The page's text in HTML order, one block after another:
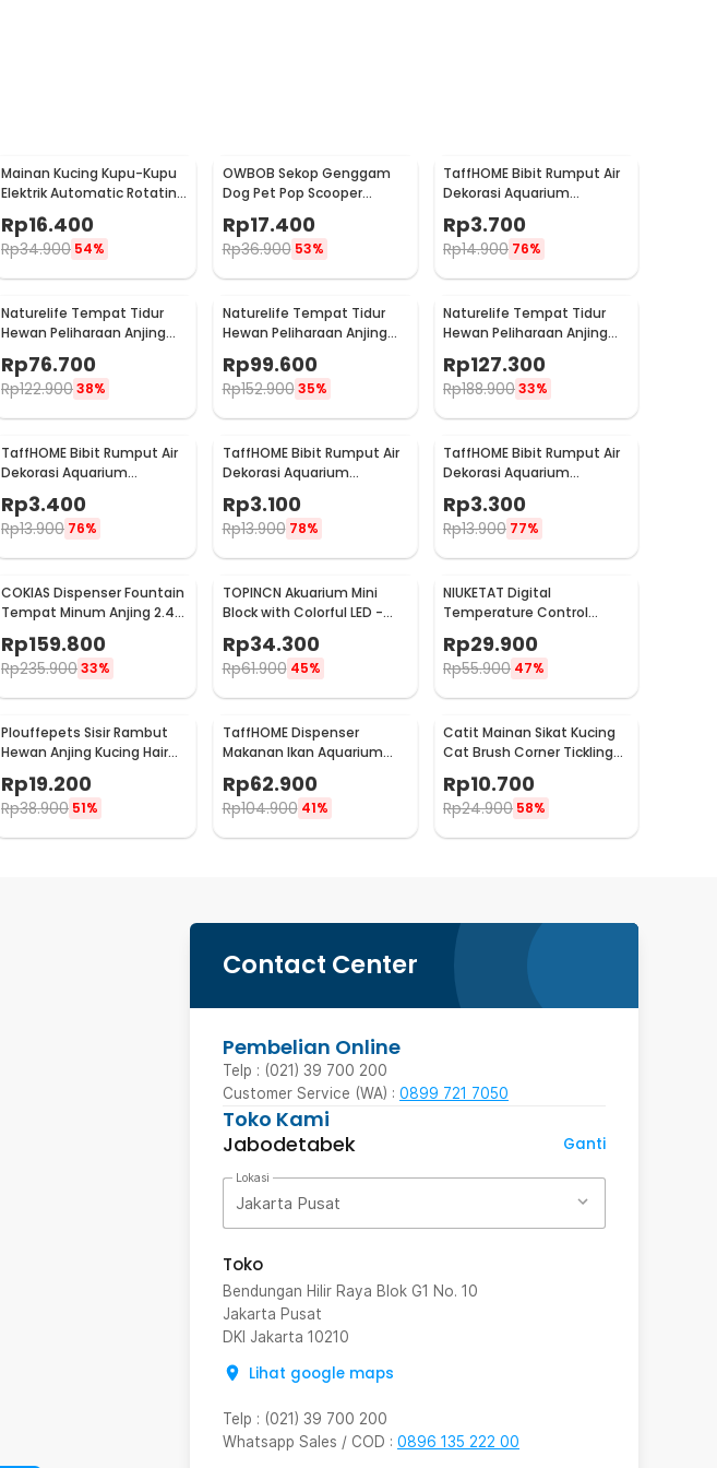
Mainan Kucing Kupu-Kupu
Elektrik Automatic Rotating
Flying Butterfly
Rp16.400
Rp34.900 54%
OWBOB Sekop Genggam
Dog Pet Pop Scooper
Rp17.400
Rp36.900 53%
TaffHOME Bibit Rumput Air
Dekorasi Aquarium
Landscape Ornament -
H0027
Rp3.700
Rp14.900 76%
Naturelife Tempat Tidur
Hewan Peliharaan Anjing
Kucing Pet Dog Bed Size L -
NR884
Rp76.700
Rp122.90038%
Naturelife Tempat Tidur
Hewan Peliharaan Anjing
Kucing Pet Dog Bed Size XL
- NR884
Rp99.600
Rp152.900 35%
Naturelife Tempat Tidur
Hewan Peliharaan Anjing
Kucing Pet Dog Bed Size
XXL - NR884
Rp127.300
Rp188.90033%
TaffHOME Bibit Rumput Air
Dekorasi Aquarium
Landscape Ornament 10g
Big Fescue - H0027
Rp3.400
Rp13.900 76%
TaffHOME Bibit Rumput Air
Dekorasi Aquarium
Landscape Ornament 10g
Lucky Clover - H0027
Rp3.100
Rp13.900 78%
TaffHOME Bibit Rumput Air
Dekorasi Aquarium
Landscape Ornament 10g
Small Fescue - H0027
Rp3.300
Rp13.900 77%
COKIAS Dispenser Fountain
Tempat Minum Anjing 2.4L
Rp159.800
Rp235.90033%
TOPINCN Akuarium Mini
Block with Colorful LED -
TOP5
Rp34.300
Rp61.900 45%
NIUKETAT Digital
Temperature Control
Sensor - W3230
Rp29.900
Rp55.900 47%
Plouffepets Sisir Rambut
Hewan Anjing Kucing Hair
Rp19.200
Rp38.900 51%
TaffHOME Dispenser
Makanan Ikan Aquarium
Automatic Food Timer -
GA-300D
Rp62.900
Rp104.900 41%
Catit Mainan Sikat Kucing
Cat Brush Corner Tickling
Rp10.700
Rp24.900 58%
Contact Center
Pembelian Online
Telp : (021) 39 700 200
Customer Service (WA) : 0899 721 7050
Toko Kami
Jabodetabek
Ganti
Lokasi
Jakarta Pusat
Toko
Bendungan Hilir Raya Blok G1 No. 10
Jakarta Pusat
DKI Jakarta 10210
Lihat google maps
Telp : (021) 39 700 200
Whatsapp Sales / COD : 0896 135 222 00